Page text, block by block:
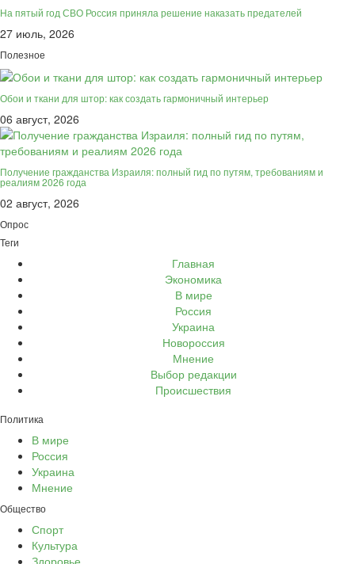
На пятый год СВО Россия приняла решение наказать предателей
27 июль, 2026
Полезное
Обои и ткани для штор: как создать гармоничный интерьер
06 август, 2026
Получение гражданства Израиля: полный гид по путям, требованиям и
реалиям 2026 года
02 август, 2026
Опрос
Теги
Главная
Экономика
В мире
Россия
Украина
Новороссия
Мнение
Выбор редакции
Происшествия
Политика
В мире
Россия
Украина
Мнение
Общество
Спорт
Культура